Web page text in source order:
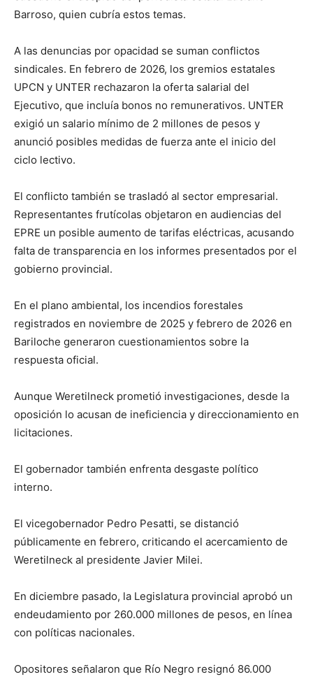
Barroso, quien cubría estos temas.
A las denuncias por opacidad se suman conflictos
sindicales. En febrero de 2026, los gremios estatales
UPCN y UNTER rechazaron la oferta salarial del
Ejecutivo, que incluía bonos no remunerativos. UNTER
exigió un salario mínimo de 2 millones de pesos y
anunció posibles medidas de fuerza ante el inicio del
ciclo lectivo.
El conflicto también se trasladó al sector empresarial.
Representantes frutícolas objetaron en audiencias del
EPRE un posible aumento de tarifas eléctricas, acusando
falta de transparencia en los informes presentados por el
gobierno provincial.
En el plano ambiental, los incendios forestales
registrados en noviembre de 2025 y febrero de 2026 en
Bariloche generaron cuestionamientos sobre la
respuesta oficial.
Aunque Weretilneck prometió investigaciones, desde la
oposición lo acusan de ineficiencia y direccionamiento en
licitaciones.
El gobernador también enfrenta desgaste político
interno.
El vicegobernador Pedro Pesatti, se distanció
públicamente en febrero, criticando el acercamiento de
Weretilneck al presidente Javier Milei.
En diciembre pasado, la Legislatura provincial aprobó un
endeudamiento por 260.000 millones de pesos, en línea
con políticas nacionales.
Opositores señalaron que Río Negro resignó 86.000